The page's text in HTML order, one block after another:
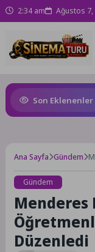
2:34 am Ağustos 7,
Son Eklenenler
ve Yatırım
Ana Sayfa Gündem
Gündem
Menderes
Düzenledi